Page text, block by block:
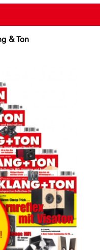
& Ton